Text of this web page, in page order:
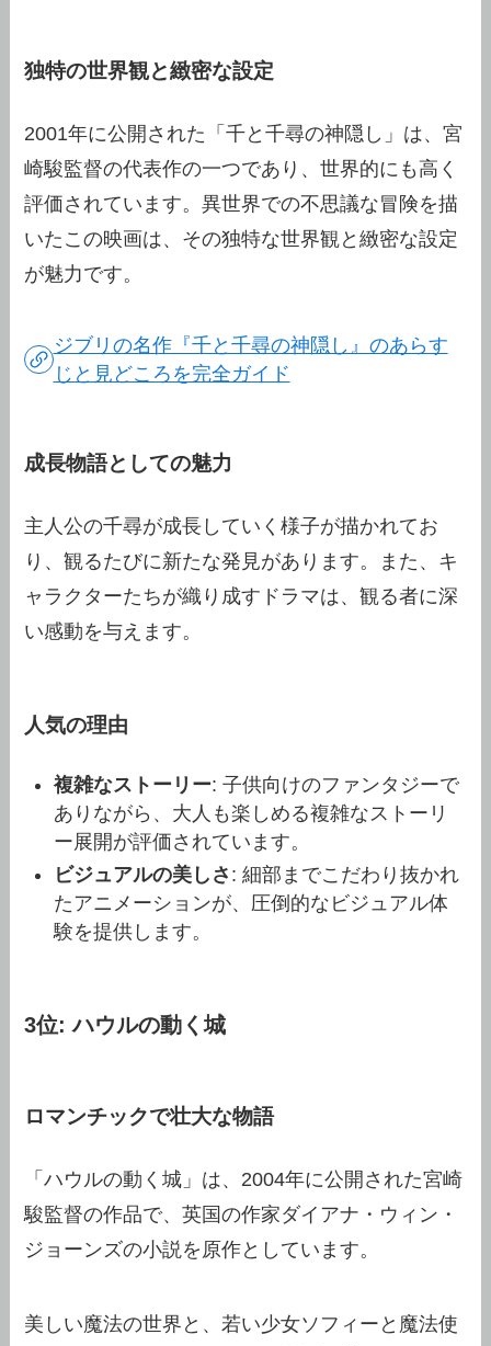
独特の世界観と緻密な設定
2001年に公開された「千と千尋の神隠し」は、宮
崎駿監督の代表作の一つであり、世界的にも高く
評価されています。異世界での不思議な冒険を描
いたこの映画は、その独特な世界観と緻密な設定
が魅力です。
ジブリの名作『千と千尋の神隠し』のあらす
じと見どころを完全ガイド
成長物語としての魅力
主人公の千尋が成長していく様子が描かれてお
り、観るたびに新たな発見があります。また、キ
ャラクターたちが織り成すドラマは、観る者に深
い感動を与えます。
人気の理由
複雑なストーリー: 子供向けのファンタジーで
ありながら、大人も楽しめる複雑なストーリ
ー展開が評価されています。
ビジュアルの美しさ : 細部までこだわり抜かれ
たアニメーションが、圧倒的なビジュアル体
験を提供します。
3位: ハウルの動く城
ロマンチックで壮大な物語
「ハウルの動く城」は、2004年に公開された宮崎
駿監督の作品で、英国の作家ダイアナ・ウィン・
ジョーンズの小説を原作としています。
美しい魔法の世界と、若い少女ソフィーと魔法使